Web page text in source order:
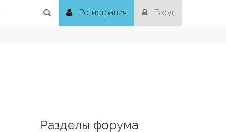
Регистрация Вход
Разделы форума